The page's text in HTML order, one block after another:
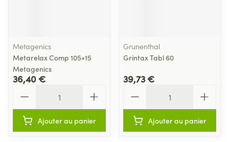
Metagenics
Metarelax Comp 105+15
Metagenics
36,40 €
Ajouter au panier
Grunenthal
Grintax Tabl 60
39,73 €
Ajouter au panier